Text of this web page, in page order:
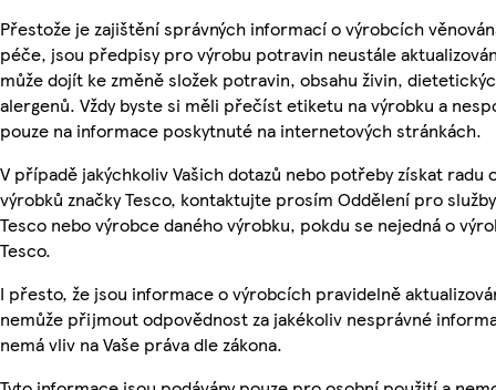
Přestože je zajištění správných informací o výrobcích
péče, jsou předpisy pro výrobu potravin neustále
může dojít ke změně složek potravin, obsahu živin,
alergenů. Vždy byste si měli přečíst etiketu na výrobku a
pouze na informace poskytnuté na internetových stránkách.
V případě jakýchkoliv Vašich dotazů nebo potřeby získat radu
výrobků značky Tesco, kontaktujte prosím Oddělení pro
Tesco nebo výrobce daného výrobku, pokdu se nejedná o
Tesco.
I přesto, že jsou informace o výrobcích pravidelně
nemůže přijmout odpovědnost za jakékoliv nesprávné
nemá vliv na Vaše práva dle zákona.